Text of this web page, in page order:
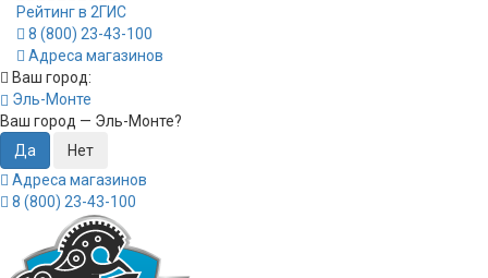
Рейтинг в 2ГИС
8 (800) 23-43-100
Адреса магазинов
Ваш город:
Эль-Монте
Ваш город — Эль-Монте?
Адреса магазинов
8 (800) 23-43-100